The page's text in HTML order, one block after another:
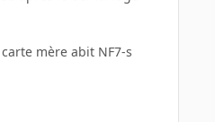
mère abit NF7-s